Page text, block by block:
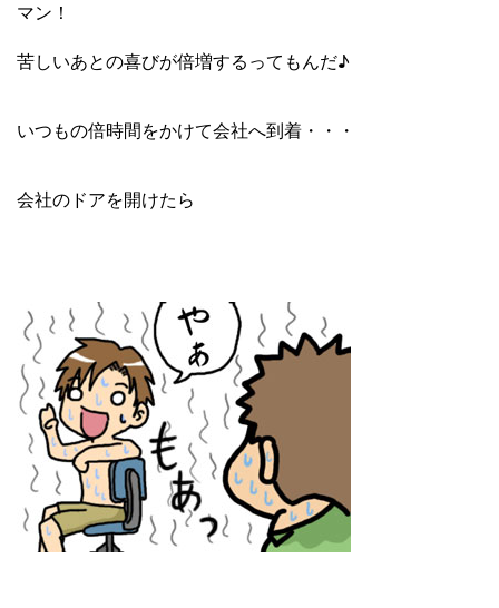
マン！
苦しいあとの喜びが倍増するってもんだ♪
いつもの倍時間をかけて会社へ到着・・・
会社のドアを開けたら